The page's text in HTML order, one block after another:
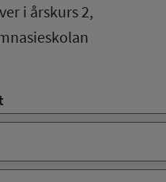
i årskurs 2,